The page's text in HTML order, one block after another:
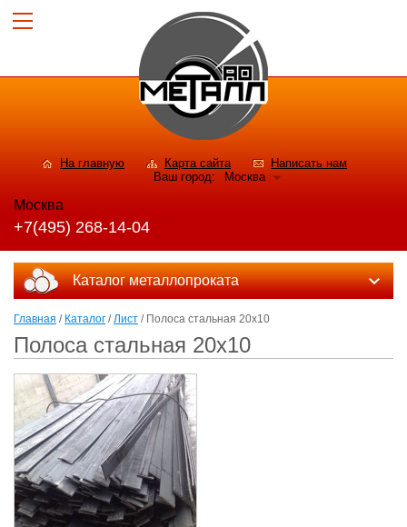
На главную Карта сайта
Написать нам
Ваш город:
Москва
Москва
+7(495) 268-14-04
Каталог металлопроката
Главная / Каталог /Лист / Полоса стальная 20х10
Полоса стальная 20х10